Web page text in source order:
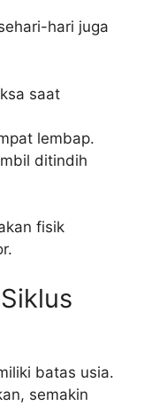
hari juga
saat
lembap.
ditindih
fisik
batas usia.
semakin